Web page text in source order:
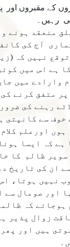
كے مقبروں
رہيں۔
منعقد ہونے
آج كى
نہيں كہ
ہے اس ميں
وارادے ميں
متفق كرنے
رہنے كى
سے كانپتى
اورعلم
كہ ايسا
ظالم كا
ان كى تاريخ
نہيں ہوتا،
اور صومال سے
كہ
زوال پذير
ہيں اور